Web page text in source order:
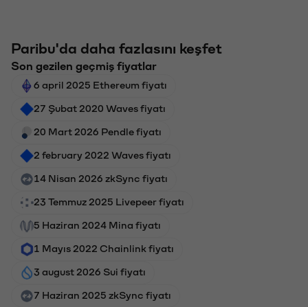
Paribu'da daha fazlasını keşfet
Son gezilen geçmiş fiyatlar
6 april 2025 Ethereum fiyatı
27 Şubat 2020 Waves fiyatı
20 Mart 2026 Pendle fiyatı
2 february 2022 Waves fiyatı
14 Nisan 2026 zkSync fiyatı
23 Temmuz 2025 Livepeer fiyatı
5 Haziran 2024 Mina fiyatı
1 Mayıs 2022 Chainlink fiyatı
3 august 2026 Sui fiyatı
7 Haziran 2025 zkSync fiyatı